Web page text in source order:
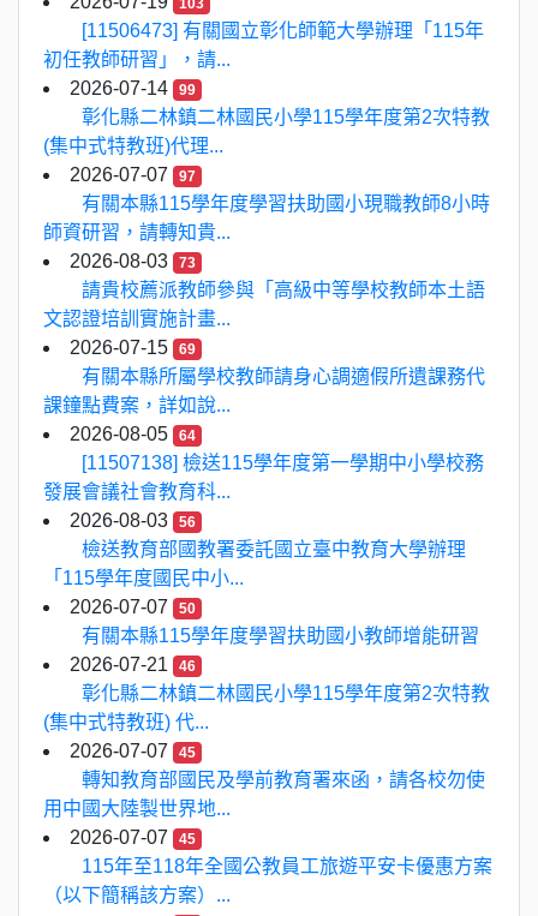
103
[11506473] 有關國立彰化師範大學辦理「115年
初任教師研習」，請...
2026-07-14
99
彰化縣二林鎮二林國民小學115學年度第2次特教
(集中式特教班)代理...
2026-07-07
97
有關本縣115學年度學習扶助國小現職教師8小時
師資研習，請轉知貴...
2026-08-03
73
請貴校薦派教師參與「高級中等學校教師本土語
文認證培訓實施計畫...
2026-07-15
69
有關本縣所屬學校教師請身心調適假所遺課務代
課鐘點費案，詳如說...
2026-08-05
64
[11507138] 檢送115學年度第一學期中小學校務
發展會議社會教育科...
2026-08-03
56
檢送教育部國教署委託國立臺中教育大學辦理
「115學年度國民中小...
2026-07-07
50
有關本縣115學年度學習扶助國小教師增能研習
2026-07-21
46
彰化縣二林鎮二林國民小學115學年度第2次特教
(集中式特教班) 代...
2026-07-07
45
轉知教育部國民及學前教育署來函，請各校勿使
用中國大陸製世界地...
2026-07-07
45
115年至118年全國公教員工旅遊平安卡優惠方案
（以下簡稱該方案）...